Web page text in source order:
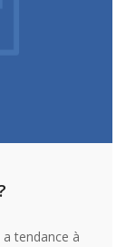
tendance à